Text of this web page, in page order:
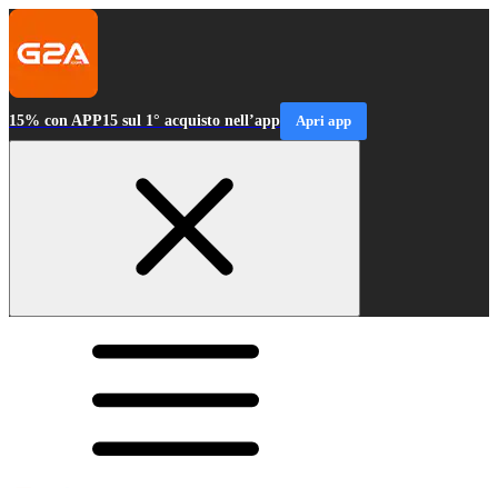
15% con APP15 sul 1° acquisto nell’app Apri app